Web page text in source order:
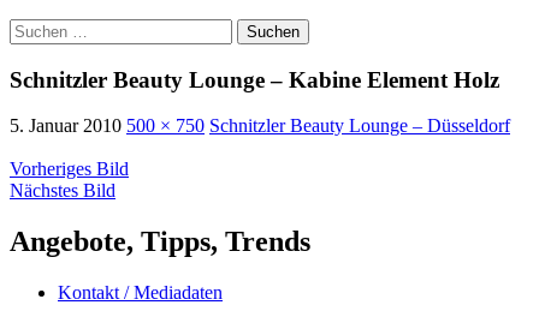
Suchen
nach:
Schnitzler Beauty Lounge – Kabine Element Holz
5. Januar 2010 500 × 750 Schnitzler Beauty Lounge – Düsseldorf
Vorheriges Bild
Nächstes Bild
Angebote, Tipps, Trends
Kontakt / Mediadaten